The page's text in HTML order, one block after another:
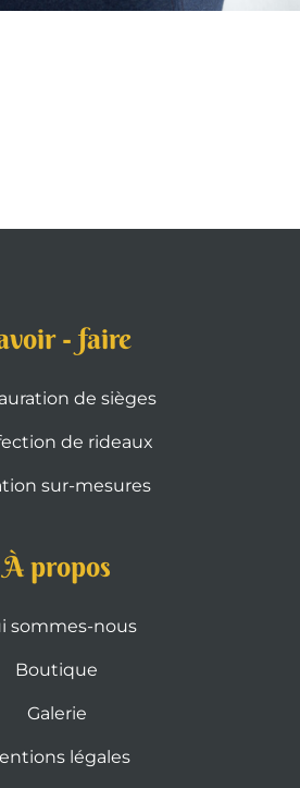
- faire
de sièges
de rideaux
sur-mesures
À propos
sommes-nous
Boutique
Galerie
légales